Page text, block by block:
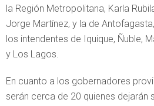
la Región Metropolitana, Karla
Jorge Martínez, y la de
los intendentes de Iquique, Ñuble,
y Los Lagos.
En cuanto a los gobernadores
serán cerca de 20 quienes dejarán